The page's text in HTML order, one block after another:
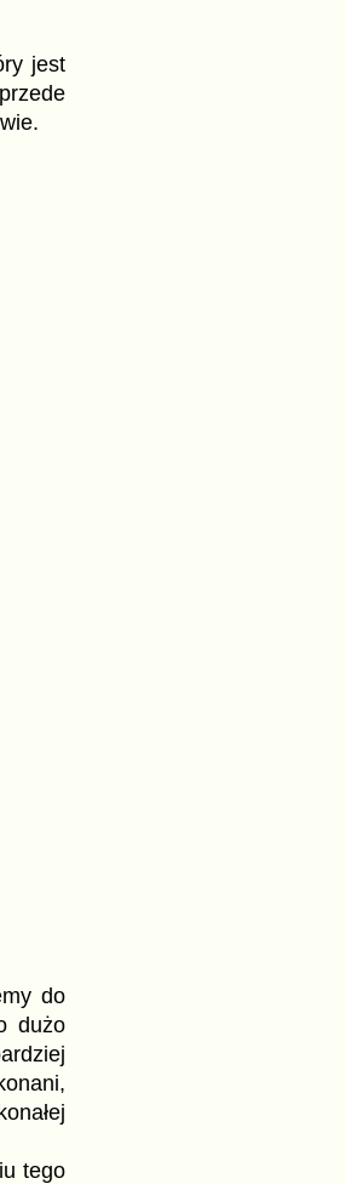
jest
do
dużo
tego